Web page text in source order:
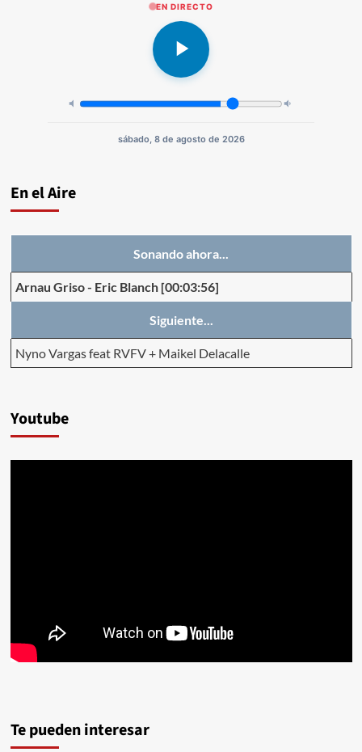
EN DIRECTO
sábado, 8 de agosto de 2026
En el Aire
Sonando ahora...
Arnau Griso- Eric Blanch [00:03:56]
Siguiente...
Nyno Vargas feat RVFV + Maikel Delacalle
Youtube
Te pueden interesar